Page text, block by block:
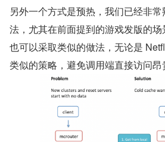
另外一个方式是预热，我们已经非
法，尤其在前面提到的游戏发版的
也可以采取类似的做法，无论是
类似的策略，避免调用端直接访问昂